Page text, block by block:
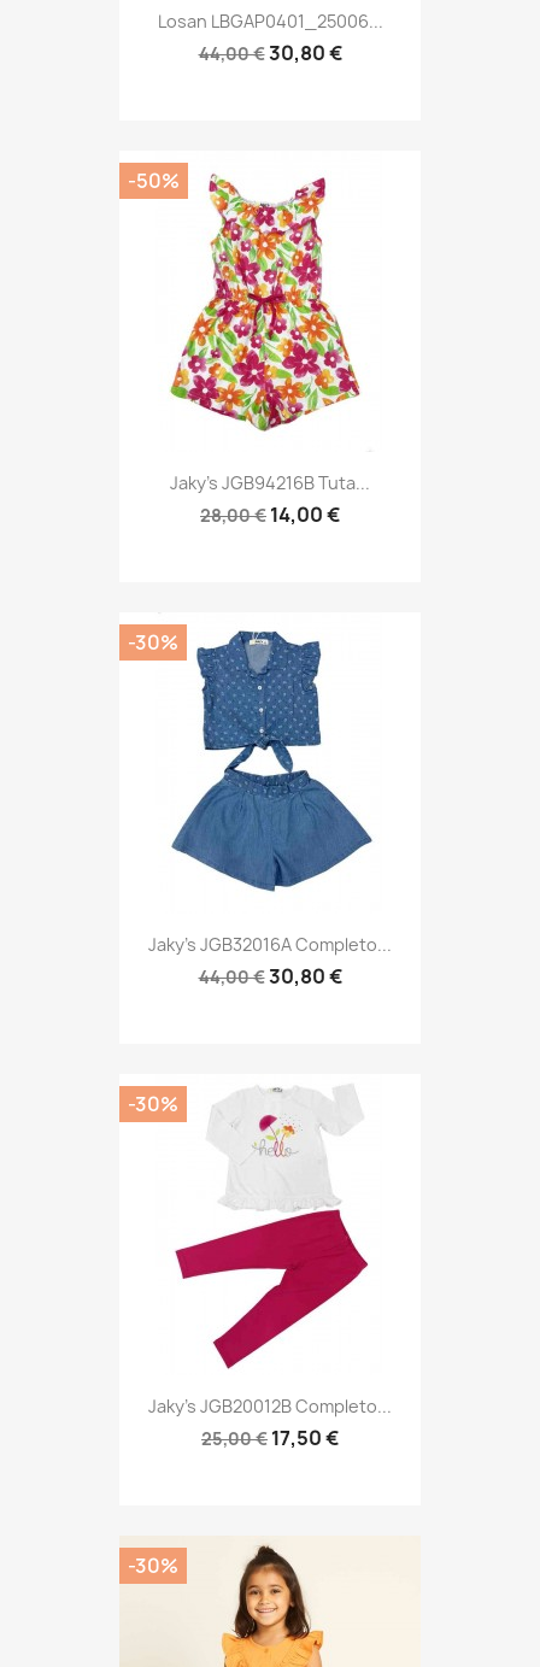
Losan LBGAP0401_25006...
44,00 €30,80 €
Jaky's JGB94216B Tuta...
28,00 € 14,00 €
-50%
Jaky's JGB32016A Completo...
44,00 €30,80 €
-30%
Jaky's JGB20012B Completo...
25,00 € 17,50 €
-30%
-30%